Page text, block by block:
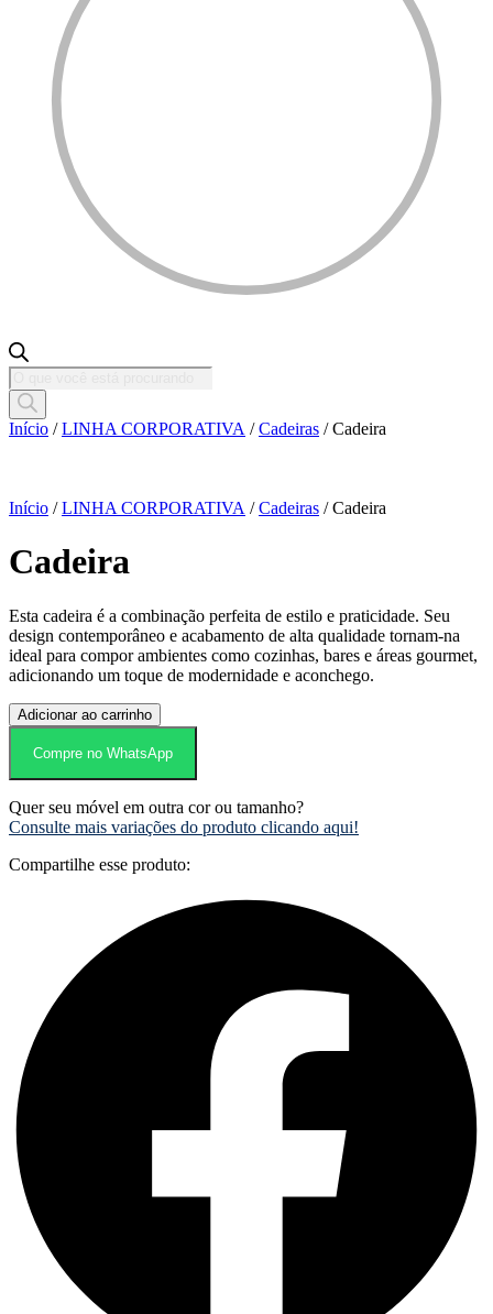
Pesquisar
produtos
Início /LINHA CORPORATIVA /Cadeiras / Cadeira
Início /LINHA CORPORATIVA /Cadeiras / Cadeira
Cadeira
Esta cadeira é a combinação perfeita de estilo e praticidade. Seu
design contemporâneo e acabamento de alta qualidade tornam-na
ideal para compor ambientes como cozinhas, bares e áreas gourmet,
adicionando um toque de modernidade e aconchego.
Cadeira
quantidade
Adicionar ao carrinho
Compre no WhatsApp
Quer seu móvel em outra cor ou tamanho?
Consulte mais variações do produto clicando aqui!
Compartilhe esse produto: